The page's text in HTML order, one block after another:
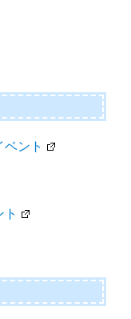
ント